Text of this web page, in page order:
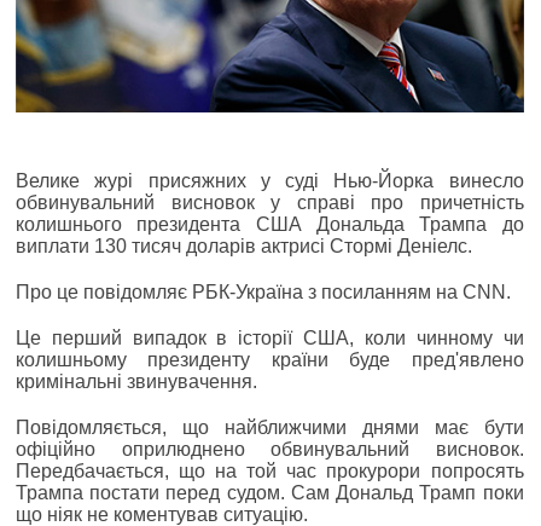
Велике журі присяжних у суді Нью-Йорка винесло
обвинувальний висновок у справі про причетність
колишнього президента США Дональда Трампа до
виплати 130 тисяч доларів актрисі Стормі Деніелс.
Про це повідомляє РБК-Україна з посиланням на CNN.
Це перший випадок в історії США, коли чинному чи
колишньому президенту країни буде пред'явлено
кримінальні звинувачення.
Повідомляється, що найближчими днями має бути
офіційно оприлюднено обвинувальний висновок.
Передбачається, що на той час прокурори попросять
Трампа постати перед судом. Сам Дональд Трамп поки
що ніяк не коментував ситуацію.